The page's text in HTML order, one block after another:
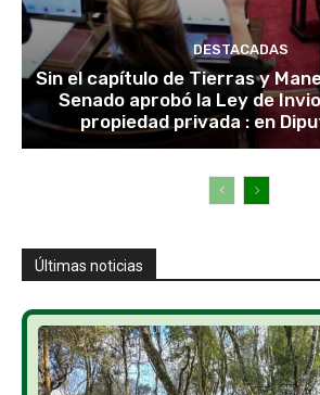
DESTACADAS
Sin el capítulo de Tierras y
Senado aprobó la Ley de
propiedad privada : en
Últimas noticias